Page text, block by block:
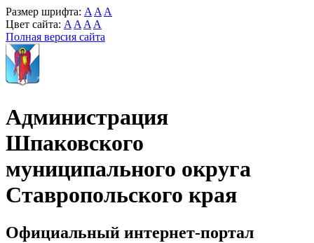
Размер шрифта: A A A
Цвет сайта: A A A A
Полная версия сайта
Администрация
Шпаковского
муниципального округа
Ставропольского края
Официальный интернет-портал